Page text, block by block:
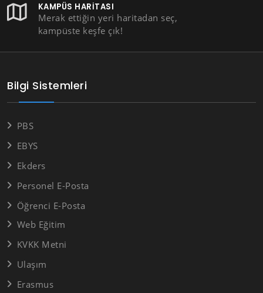
KAMPÜS HARITASI
Merak ettiğin yeri haritadan seç,
kampüste keşfe çık!
Bilgi Sistemleri
PBS
EBYS
Ekders
Personel E-Posta
Öğrenci E-Posta
Web Eğitim
KVKK Metni
Ulaşım
Erasmus